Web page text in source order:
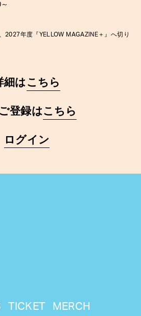
2027年度『YELLOW MAGAZINE ＋ 』へ切り
細は こちら
登録はこちら
ログイン
TICKET MERCH